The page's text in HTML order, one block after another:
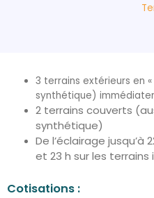
3 terrains extérieurs en
synthétique)
2 terrains couverts
synthétique)
De l’éclairage jusqu’à
et 23 h sur les terrains
Cotisations :